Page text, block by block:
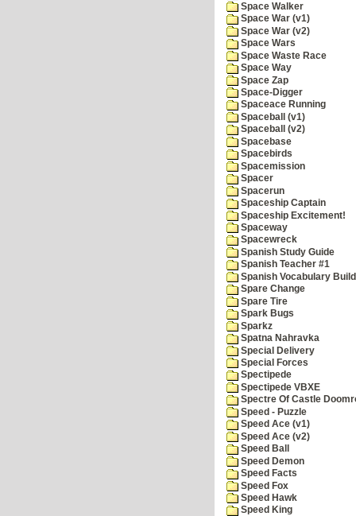
Space Walker
Space War (v1)
Space War (v2)
Space Wars
Space Waste Race
Space Way
Space Zap
Space-Digger
Spaceace Running
Spaceball (v1)
Spaceball (v2)
Spacebase
Spacebirds
Spacemission
Spacer
Spacerun
Spaceship Captain
Spaceship Excitement!
Spaceway
Spacewreck
Spanish Study Guide
Spanish Teacher #1
Spanish Vocabulary
Spare Change
Spare Tire
Spark Bugs
Sparkz
Spatna Nahravka
Special Delivery
Special Forces
Spectipede
Spectipede VBXE
Spectre Of Castle
Speed - Puzzle
Speed Ace (v1)
Speed Ace (v2)
Speed Ball
Speed Demon
Speed Facts
Speed Fox
Speed Hawk
Speed King